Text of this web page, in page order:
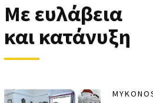
Με ευλάβεια
και κατάνυξη